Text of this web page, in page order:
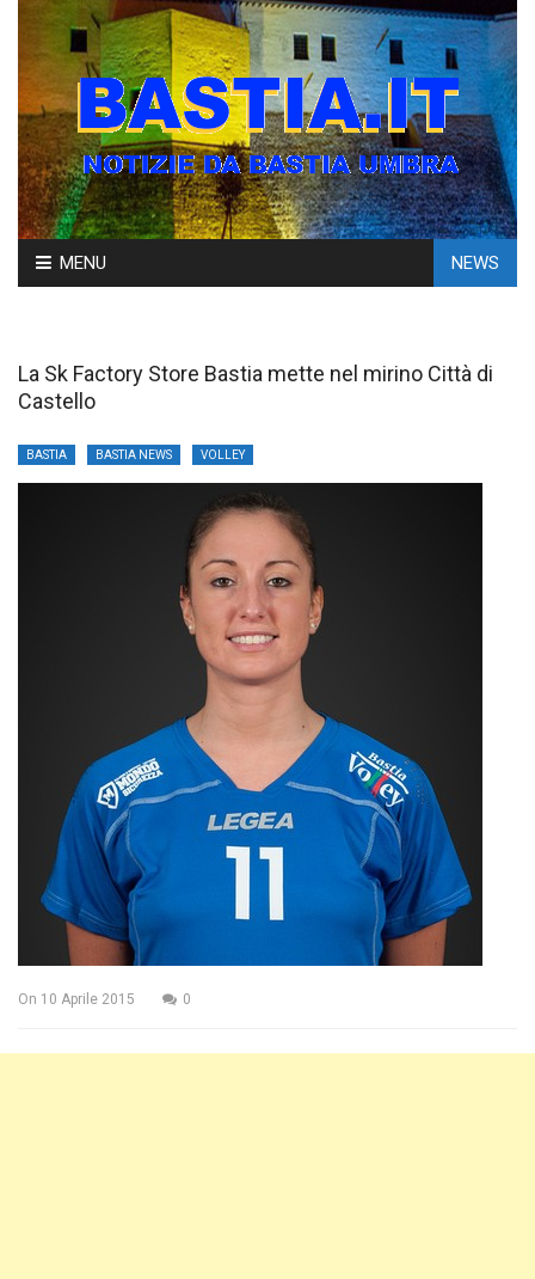
Skip
to
MENU NEWS
La Sk Factory Store Bastia mette nel mirino Città di
Castello
BASTIA BASTIA NEWS VOLLEY
On 10 Aprile 2015 0